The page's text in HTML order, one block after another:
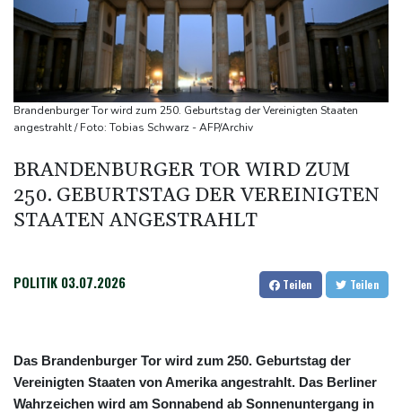
diplomatische Verstimmung aus
Selenskyj warnt vor Folgen russischer Angriffe - Vucic für
Integrität der Ukraine
Sieg auf der längsten Etappe: Vollering übernimmt
Gesamtführung
Bulgarien nahe Gaspipeline
Lionel Messi trauert um seinen Vater
Brandenburger Tor wird zum 250. Geburtstag der Vereinigten Staaten
angestrahlt / Foto: Tobias Schwarz - AFP/Archiv
BRANDENBURGER TOR WIRD ZUM
250. GEBURTSTAG DER VEREINIGTEN
STAATEN ANGESTRAHLT
POLITIK 03.07.2026 Teilen Teilen
Das Brandenburger Tor wird zum 250. Geburtstag der
Vereinigten Staaten von Amerika angestrahlt. Das Berliner
Wahrzeichen wird am Sonnabend ab Sonnenuntergang in